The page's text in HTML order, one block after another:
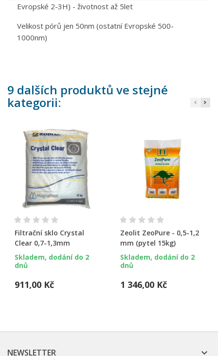
Evropské 2-3H) - životnost až 5let
Velikost pórů jen 50nm (ostatní Evropské 500-
1000nm)
9 dalších produktů ve stejné
kategorii:
Filtrační sklo Crystal
Clear 0,7-1,3mm
Skladem, dodání do 2
dnů
911,00 Kč
Zeolit ZeoPure - 0,5-1,2
mm (pytel 15kg)
Skladem, dodání do 2
dnů
1 346,00 Kč
NEWSLETTER 